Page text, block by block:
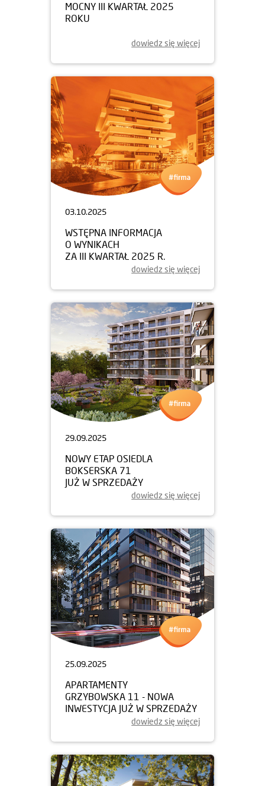
MOCNY III KWARTAŁ 2025
ROKU
dowiedz się więcej
03.10.2025
WSTĘPNA INFORMACJA
O WYNIKACH
ZA III KWARTAŁ 2025 R.
dowiedz się więcej
29.09.2025
NOWY ETAP OSIEDLA
BOKSERSKA 71
JUŻ W SPRZEDAŻY
dowiedz się więcej
25.09.2025
APARTAMENTY
GRZYBOWSKA 11 - NOWA
INWESTYCJA JUŻ W SPRZEDAŻY
dowiedz się więcej